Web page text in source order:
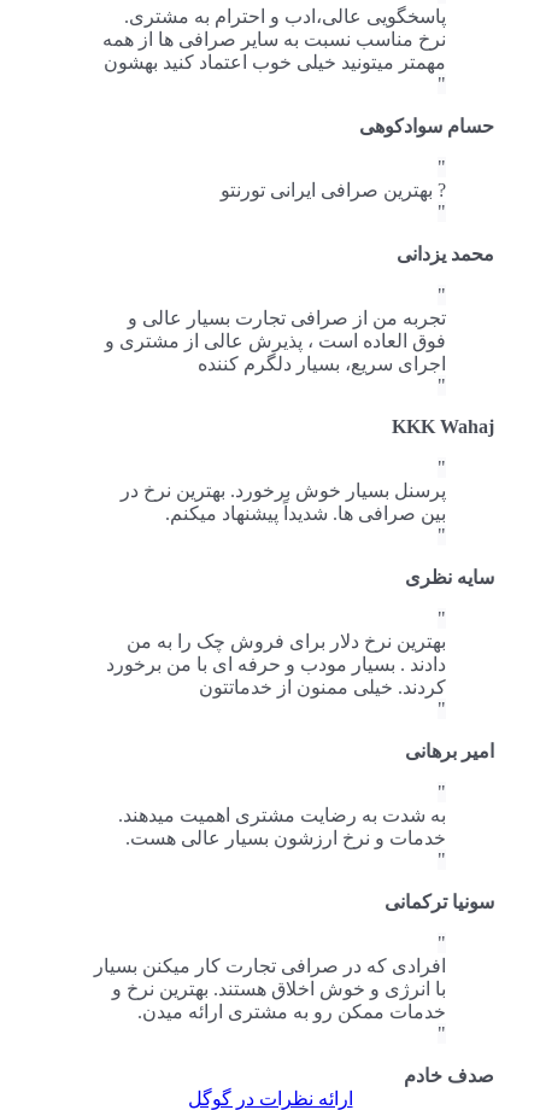
پاسخگویی عالی،ادب و احترام به مشتری.
نرخ مناسب نسبت به سایر صرافی ها از همه
مهمتر میتونید خیلی خوب اعتماد کنید بهشون
حسام سوادکوهی
بهترین صرافی ایرانی تورنتو ?
محمد یزدانی
تجربه من از صرافی تجارت بسیار عالی و
فوق العاده است ، پذیرش عالی از مشتری و
اجرای سريع، بسیار دلگرم کننده
KKK Wahaj
پرسنل بسیار خوش برخورد. بهترین نرخ در
بین صرافی ها. شدیداً پیشنهاد میکنم.
سایه نظری
بهترین نرخ دلار برای فروش چک را به من
دادند . بسیار مودب و حرفه ای با من برخورد
کردند. خیلی ممنون از خدماتتون
امیر برهانی
به شدت به رضایت مشتری اهمیت میدهند.
خدمات و نرخ ارزشون بسیار عالی هست.
سونیا ترکمانی
افرادی که در صرافی تجارت کار میکنن بسیار
با انرژی و خوش اخلاق هستند. بهترین نرخ و
خدمات ممکن رو به مشتری ارائه میدن.
صدف خادم
ارائه نظرات در گوگل